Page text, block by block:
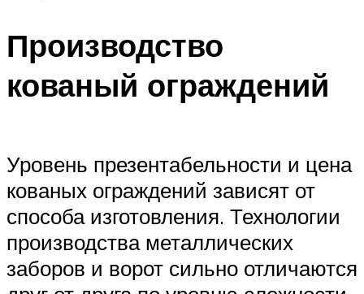
Производство
кованый ограждений
Уровень презентабельности и цена
кованых ограждений зависят от
способа изготовления. Технологии
производства металлических
заборов и ворот сильно отличаются